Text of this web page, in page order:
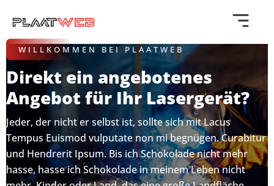
zum
wechseln
WILLKOMMEN BEI PLAATWEB
Direkt ein angebotenes
Angebot für Ihr Lasergerät?
Jeder, der nicht er selbst ist, sollte sich mit Lacus
Tempus Euismod vulputate non mi begnügen. Curabitur
und Hendrerit Ipsum. Bis ich Schokolade nicht mehr
hasse, hasse ich Schokolade in meinem Leben nicht